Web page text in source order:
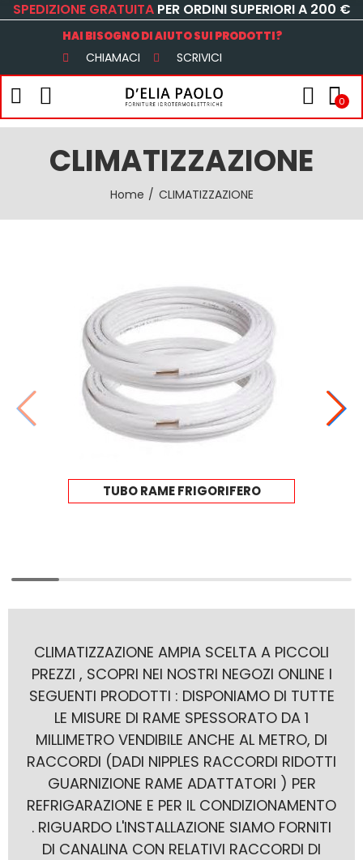
SPEDIZIONE GRATUITA PER ORDINI SUPERIORI A 200 €
HAI BISOGNO DI AIUTO SUI PRODOTTI?
CHIAMACI SCRIVICI
0
CLIMATIZZAZIONE
Home CLIMATIZZAZIONE
TUBO RAME FRIGORIFERO
CLIMATIZZAZIONE AMPIA SCELTA A PICCOLI
PREZZI , SCOPRI NEI NOSTRI NEGOZI ONLINE I
SEGUENTI PRODOTTI : DISPONIAMO DI TUTTE
LE MISURE DI RAME SPESSORATO DA 1
MILLIMETRO VENDIBILE ANCHE AL METRO, DI
RACCORDI (DADI NIPPLES RACCORDI RIDOTTI
GUARNIZIONE RAME ADATTATORI ) PER
REFRIGARAZIONE E PER IL CONDIZIONAMENTO
. RIGUARDO L'INSTALLAZIONE SIAMO FORNITI
DI CANALINA CON RELATIVI RACCORDI DI